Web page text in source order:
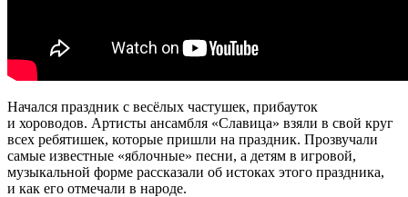
Начался праздник с весёлых частушек, прибауток
и хороводов. Артисты ансамбля «Славица» взяли в свой круг
всех ребятишек, которые пришли на праздник. Прозвучали
самые известные «яблочные» песни, а детям в игровой,
музыкальной форме рассказали об истоках этого праздника,
и как его отмечали в народе.